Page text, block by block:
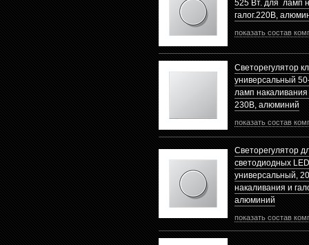
525 Вт. для ламп
галог.220В,
показать состав
Светорегулятор
универсальный
ламп накаливания
230В, алюминий
показать состав
Светорегулятор
светодиодных
универсальный,
накаливания и
алюминий
показать состав